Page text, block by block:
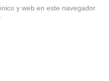
y web en este navegador